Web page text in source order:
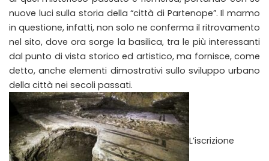
nuove luci sulla storia della “città di Partenope”. Il marmo
in questione, infatti, non solo ne conferma il ritrovamento
nel sito, dove ora sorge la basilica, tra le più interessanti
dal punto di vista storico ed artistico, ma fornisce, come
detto, anche elementi dimostrativi sullo sviluppo urbano
della città nei secoli passati.
L’iscrizione